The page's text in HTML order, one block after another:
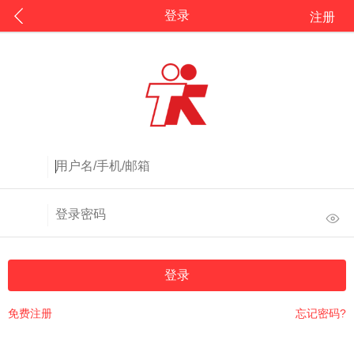
登录 注册
登录
免费注册 忘记密码?